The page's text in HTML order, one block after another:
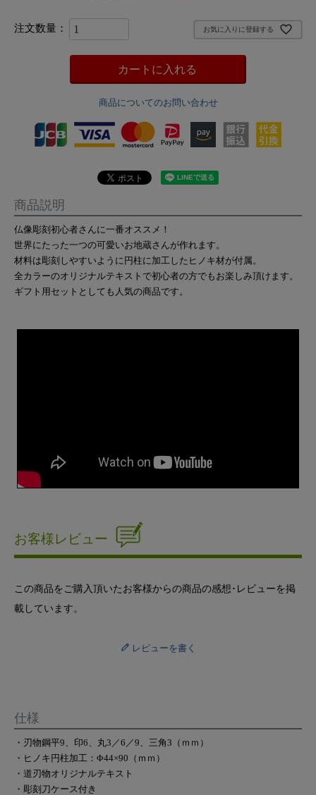
お気に入りに登録する
カートに入れる
商品についてのお問い合わせ
商品説明
仏像彫刻初心者さんに一番オススメ！
世界にたった一つの可愛いお地蔵さんが作れます。
材料は彫刻しやすいように円柱に加工したヒノキ材が付属。
全カラーのオリジナルテキストで初心者の方でもお楽しみ頂けます。
ギフト用セットとしても人気の商品です。
お客様レビュー
この商品をご購入頂いたお客様からの商品の感想･レビューを掲
載しています。
レビューを書く
仕様
・刃物鋼平9、印6、丸3／6／9、三角3（ｍｍ）
・ヒノキ円柱加工：Φ44×90（ｍｍ）
・道刃物オリジナルテキスト
・彫刻刀ケース付き